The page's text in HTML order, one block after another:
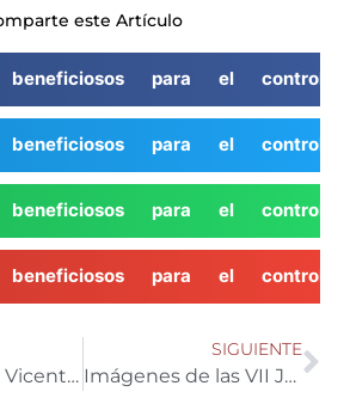
este Artículo
beneficiosos para el
beneficiosos para el
beneficiosos para el
beneficiosos para el
ENTREVISTA || Vicente José Sebastià, responsable sectorial de hortalizas de AVA-ASAJA.
SIGUIENTE
Imágenes de las VII Jornadas de Pimiento Temprano de Dalías Berja